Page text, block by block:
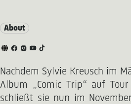
About
Nachdem Sylvie Kreusch im
Album „Comic Trip“ auf
schließt sie nun im